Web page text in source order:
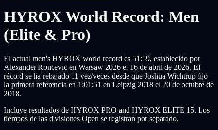
HYROX World Record: Men
(Elite & Pro)
El actual men's HYROX world record es 51:59, establecido por
Alexander Roncevic en Warsaw 2026 el 16 de abril de 2026. El
récord se ha rebajado 11 vez/veces desde que Joshua Wichtrup fijó
la primera referencia en 1:01:51 en Leipzig 2018 el 20 de octubre de
2018.
Incluye resultados de HYROX PRO and HYROX ELITE 15. Los
tiempos de las divisiones Open se registran por separado.